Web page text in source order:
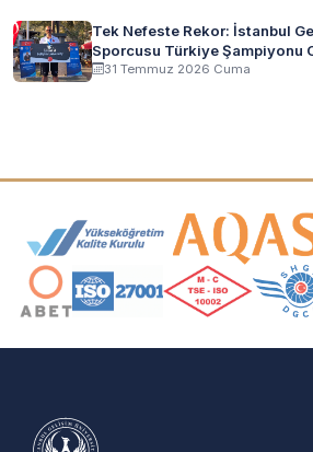
Tek Nefeste Rekor: İstanbul
Sporcusu Türkiye Şampiyonu
31 Temmuz 2026 Cuma
Akreditasyon ve Üyelik